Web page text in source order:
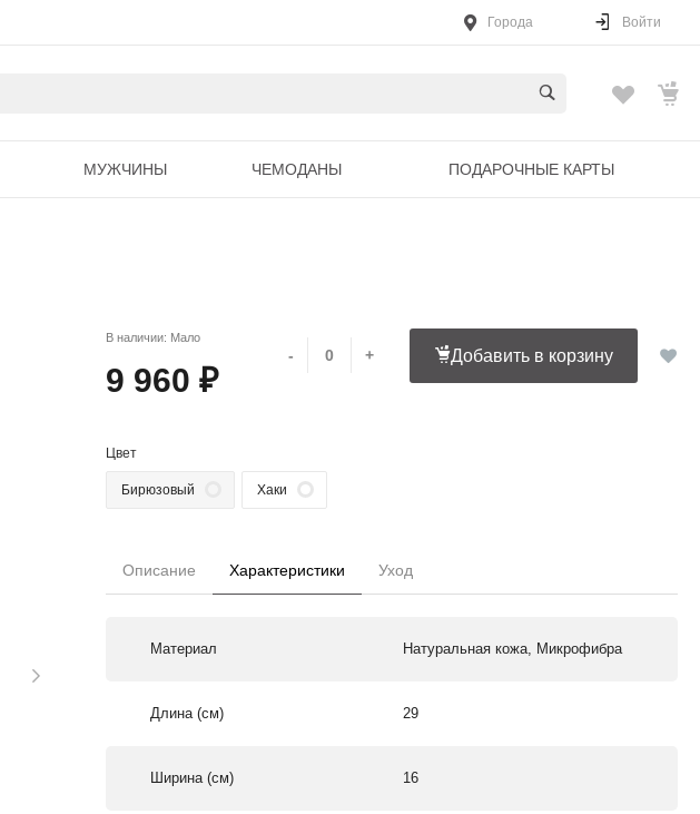
Города Войти
МУЖЧИНЫ ЧЕМОДАНЫ ПОДАРОЧНЫЕ КАРТЫ
В наличии: Мало
9 960 ₽
- + Добавить в корзину
Цвет
Бирюзовый Хаки
Описание Характеристики Уход
Материал Натуральная кожа, Микрофибра
Длина (см) 29
Ширина (см) 16